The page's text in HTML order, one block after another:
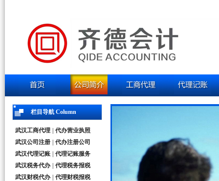
栏目导航 Column
武汉工商代理
代办营业执照
武汉公司注册
代办注册公司
武汉代理记账
代理记账服务
武汉税务代办
代理税务报税
武汉财税代办
代理财税报税